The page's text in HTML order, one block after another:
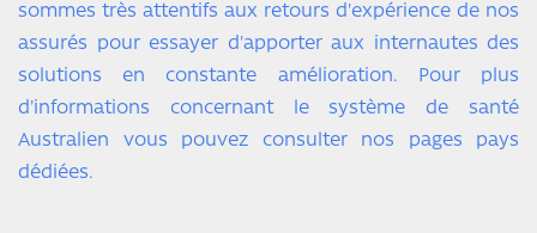
sommes très attentifs aux retours d'expérience de nos
assurés pour essayer d'apporter aux internautes des
solutions en constante amélioration. Pour plus
d'informations concernant le système de santé
Australien vous pouvez consulter nos pages pays
dédiées.